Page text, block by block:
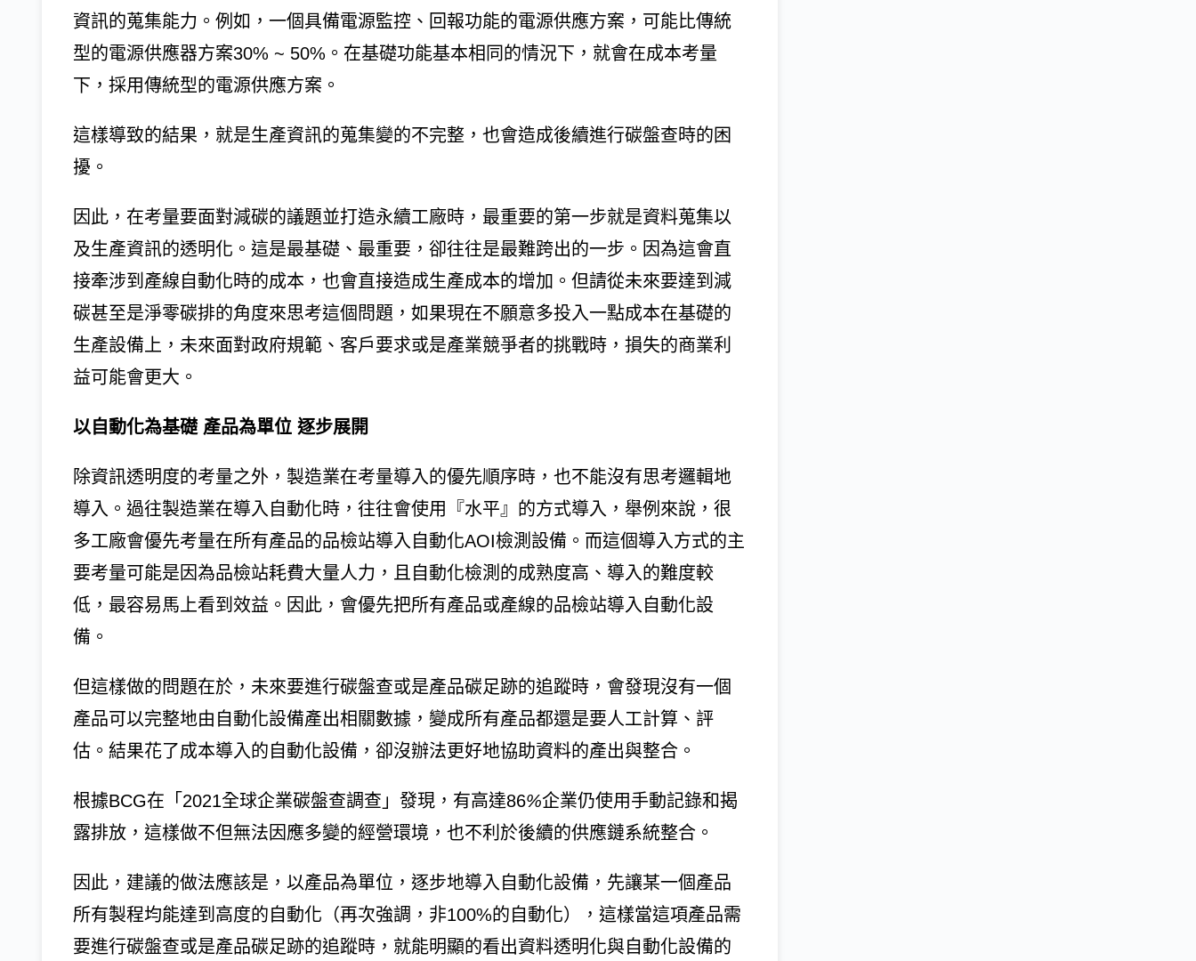
資訊的蒐集能力。例如，一個具備電源監控、回報功能的電源供應方案，可能比傳統
型的電源供應器方案30% ~ 50%。在基礎功能基本相同的情況下，就會在成本考量
下，採用傳統型的電源供應方案。
這樣導致的結果，就是生產資訊的蒐集變的不完整，也會造成後續進行碳盤查時的困
擾。
因此，在考量要面對減碳的議題並打造永續工廠時，最重要的第一步就是資料蒐集以
及生產資訊的透明化。這是最基礎、最重要，卻往往是最難跨出的一步。因為這會直
接牽涉到產線自動化時的成本，也會直接造成生產成本的增加。但請從未來要達到減
碳甚至是淨零碳排的角度來思考這個問題，如果現在不願意多投入一點成本在基礎的
生產設備上，未來面對政府規範、客戶要求或是產業競爭者的挑戰時，損失的商業利
益可能會更大。
以自動化為基礎 產品為單位 逐步展開
除資訊透明度的考量之外，製造業在考量導入的優先順序時，也不能沒有思考邏輯地
導入。過往製造業在導入自動化時，往往會使用『水平』的方式導入，舉例來說，很
多工廠會優先考量在所有產品的品檢站導入自動化AOI檢測設備。而這個導入方式的主
要考量可能是因為品檢站耗費大量人力，且自動化檢測的成熟度高、導入的難度較
低，最容易馬上看到效益。因此，會優先把所有產品或產線的品檢站導入自動化設
備。
但這樣做的問題在於，未來要進行碳盤查或是產品碳足跡的追蹤時，會發現沒有一個
產品可以完整地由自動化設備產出相關數據，變成所有產品都還是要人工計算、評
估。結果花了成本導入的自動化設備，卻沒辦法更好地協助資料的產出與整合。
根據BCG在「2021全球企業碳盤查調查」發現，有高達86%企業仍使用手動記錄和揭
露排放，這樣做不但無法因應多變的經營環境，也不利於後續的供應鏈系統整合。
因此，建議的做法應該是，以產品為單位，逐步地導入自動化設備，先讓某一個產品
所有製程均能達到高度的自動化（再次強調，非100%的自動化），這樣當這項產品需
要進行碳盤查或是產品碳足跡的追蹤時，就能明顯的看出資料透明化與自動化設備的